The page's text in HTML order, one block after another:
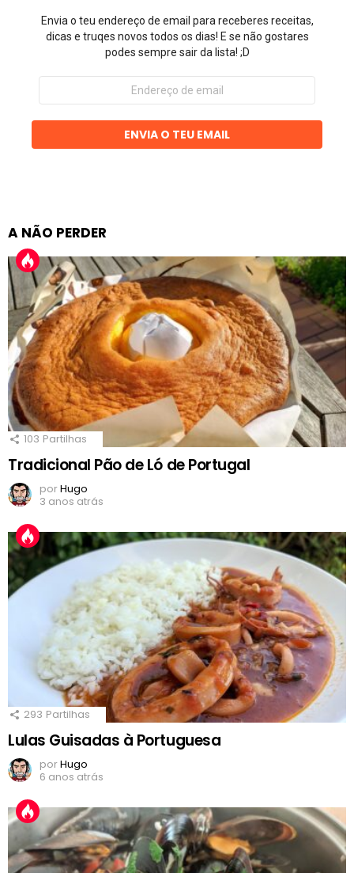
Envia o teu endereço de email para receberes receitas,
dicas e truqes novos todos os dias! E se não gostares
podes sempre sair da lista! ;D
Endereço
email
ENVIA O TEU EMAIL
A NÃO PERDER
103 Partilhas
Tradicional Pão de Ló de Portugal
porHugo
3 anos atrás
293 Partilhas
Lulas Guisadas à Portuguesa
porHugo
6 anos atrás